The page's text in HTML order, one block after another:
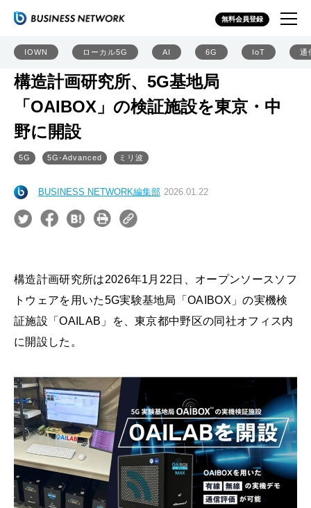
無料会員登録
IOWN ローカル5G AI 6G IoT 通
構造計画研究所、5G基地局
「OAIBOX」の検証施設を東京・中
野に開設
5G 5G-Advanced ミリ波
BUSINESS NETWORK編集部 2026.01.22
構造計画研究所は2026年1月22日、オープンソースソフ
トウェアを用いた5G実験基地局「OAIBOX」の実機検
証施設「OAILAB」を、東京都中野区の同社オフィス内
に開設した。